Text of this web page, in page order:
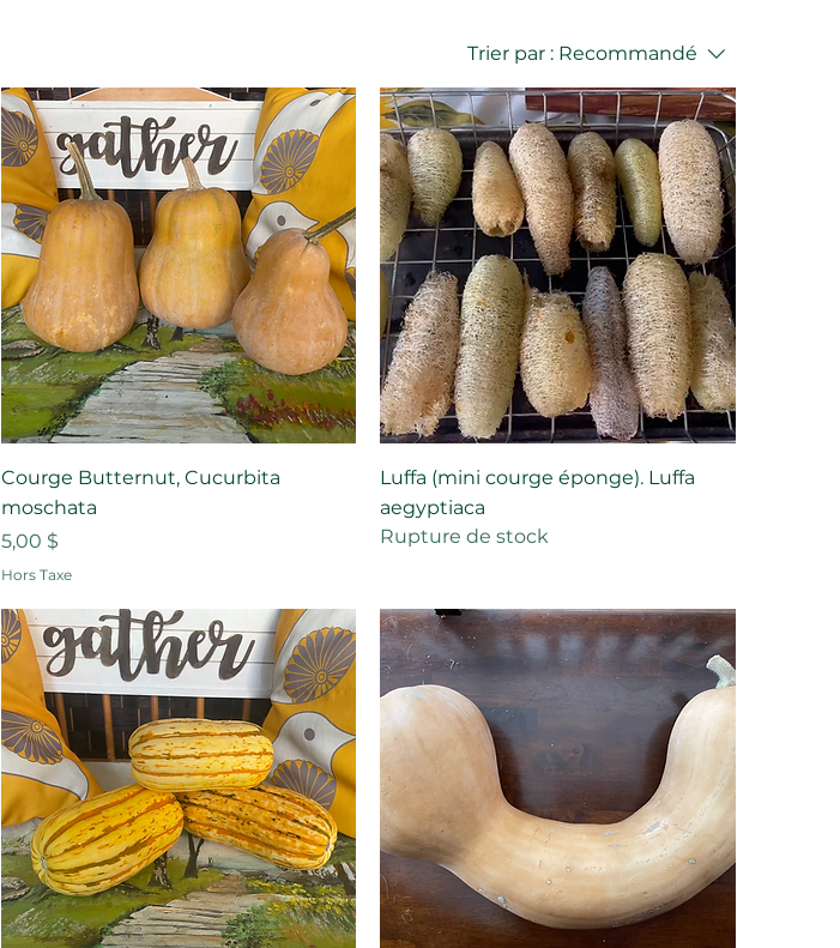
Trier par : Recommandé
Courge Butternut, Cucurbita
moschata
Prix
5,00 $
Hors Taxe
Luffa (mini courge éponge). Luffa
aegyptiaca
Rupture de stock